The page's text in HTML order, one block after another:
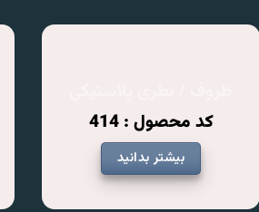
کد محصول : 414
بیشتر بدانید